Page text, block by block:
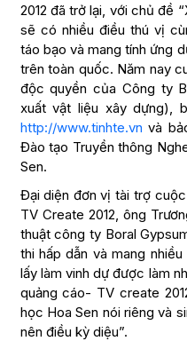
2012 đã trở lại, với chủ đề
sẽ có nhiều điều thú vị
táo bạo và mang tính ứng
trên toàn quốc. Năm nay
độc quyền của Công ty
xuất vật liệu xây dựng),
http://www.tinhte.vn và
Đào tạo Truyền thông
Sen.
Đại diện đơn vị tài trợ
TV Create 2012, ông
thuật công ty Boral
thi hấp dẫn và mang
lấy làm vinh dự được làm
quảng cáo- TV create
học Hoa Sen nói riêng và
nên điều kỳ diệu”.